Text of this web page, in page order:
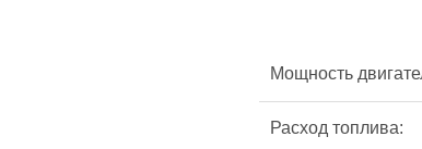
Мощность
Расход топлива: